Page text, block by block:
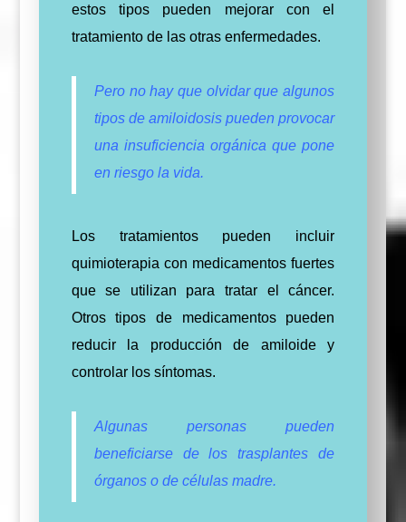
estos tipos pueden mejorar con el
tratamiento de las otras enfermedades.
Pero no hay que olvidar que algunos
tipos de amiloidosis pueden provocar
una insuficiencia orgánica que pone
en riesgo la vida.
Los tratamientos pueden incluir
quimioterapia con medicamentos fuertes
que se utilizan para tratar el cáncer.
Otros tipos de medicamentos pueden
reducir la producción de amiloide y
controlar los síntomas.
Algunas personas pueden
beneficiarse de los trasplantes de
órganos o de células madre.